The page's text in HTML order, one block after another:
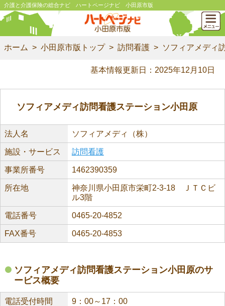
介護と介護保険の総合ナビ ハートページナビ 小田原市版
ホーム 小田原市版トップ 訪問看護 ソフィアメディ
基本情報更新日：2025年12月10日
ソフィアメディ訪問看護ステーション小田原
法人名 ソフィアメディ（株）
施設・サービス 訪問看護
事業所番号 1462390359
所在地
神奈川県小田原市栄町2-3-18 ＪＴＣビ
ル3階
電話番号 0465-20-4852
FAX番号 0465-20-4853
ソフィアメディ訪問看護ステーション小田原のサ
ービス概要
電話受付時間 9：00～17：00